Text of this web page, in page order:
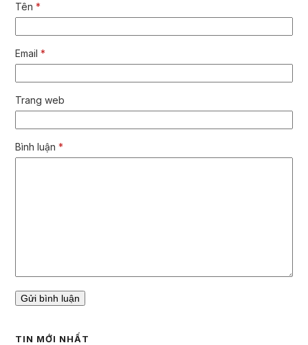
Tên*
Email*
Trang web
Bình luận*
TIN MỚI NHẤT